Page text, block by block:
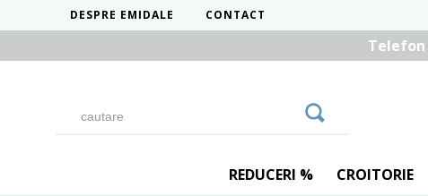
DESPRE EMIDALE CONTACT
Telefon
REDUCERI % CROITORIE